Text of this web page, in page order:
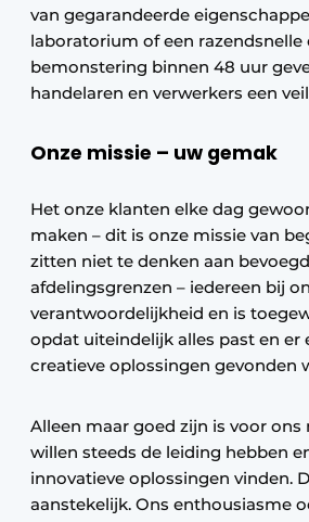
van gegarandeerde
laboratorium of een razendsnelle
bemonstering binnen 48 uur
handelaren en verwerkers een
Onze missie – uw gemak
Het onze klanten elke dag
maken – dit is onze missie van
zitten niet te denken aan
afdelingsgrenzen – iedereen bij
verantwoordelijkheid en is
opdat uiteindelijk alles past en er
creatieve oplossingen gevonden
Alleen maar goed zijn is voor ons
willen steeds de leiding hebben
innovatieve oplossingen vinden.
aanstekelijk. Ons enthousiasme